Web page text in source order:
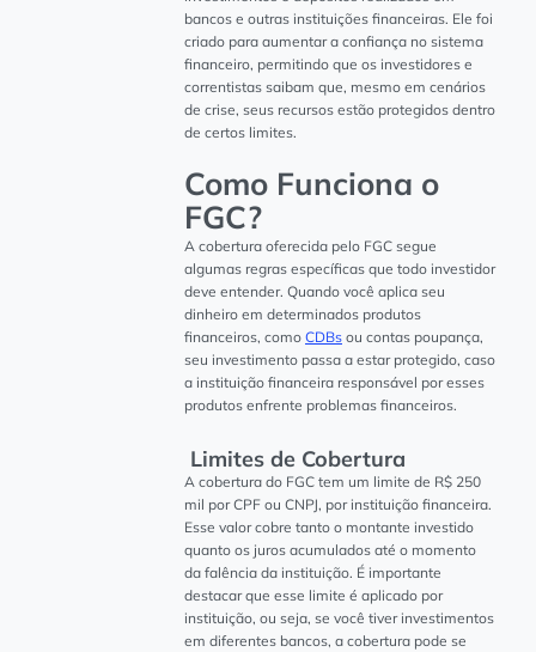
bancos e outras instituições financeiras. Ele foi
criado para aumentar a confiança no sistema
financeiro, permitindo que os investidores e
correntistas saibam que, mesmo em cenários
de crise, seus recursos estão protegidos dentro
de certos limites.
Como Funciona o
FGC?
A cobertura oferecida pelo FGC segue
algumas regras específicas que todo investidor
deve entender. Quando você aplica seu
dinheiro em determinados produtos
financeiros, como CDBs ou contas poupança,
seu investimento passa a estar protegido, caso
a instituição financeira responsável por esses
produtos enfrente problemas financeiros.
Limites de Cobertura
A cobertura do FGC tem um limite de R$ 250
mil por CPF ou CNPJ, por instituição financeira.
Esse valor cobre tanto o montante investido
quanto os juros acumulados até o momento
da falência da instituição. É importante
destacar que esse limite é aplicado por
instituição, ou seja, se você tiver investimentos
em diferentes bancos, a cobertura pode se